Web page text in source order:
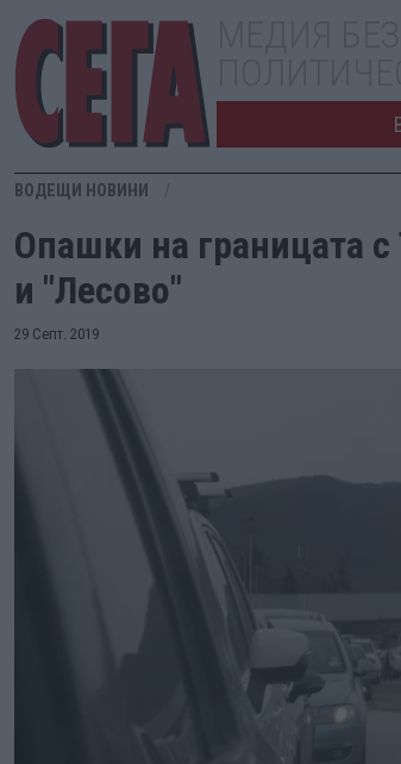
ВОДЕЩИ НОВИНИ
Опашки на границата
и "Лесово"
29 Септ. 2019